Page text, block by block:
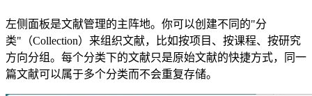
左侧面板是文献管理的主阵地。你可以创建不同的"分
类"（Collection）来组织文献，比如按项目、按课程、按研究
方向分组。每个分类下的文献只是原始文献的快捷方式，同一
篇文献可以属于多个分类而不会重复存储。